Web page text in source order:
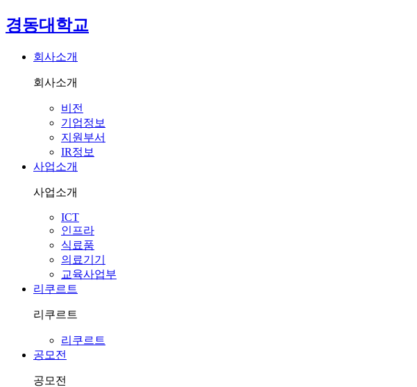
경동대학교
회사소개
회사소개
비전
기업정보
지원부서
IR정보
사업소개
사업소개
ICT
인프라
식료품
의료기기
교육사업부
리쿠르트
리쿠르트
리쿠르트
공모전
공모전